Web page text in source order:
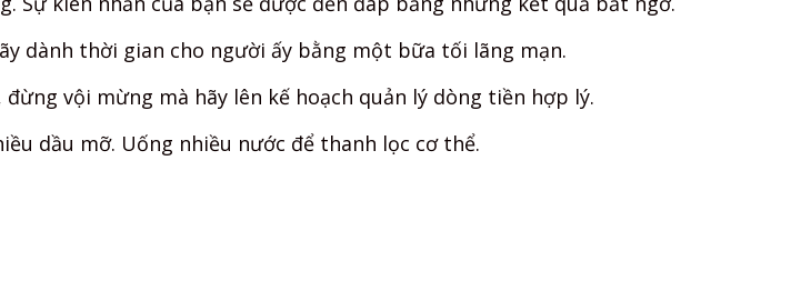
dành thời gian cho người ấy bằng một bữa tối lãng mạn.
vội mừng mà hãy lên kế hoạch quản lý dòng tiền hợp lý.
dầu mỡ. Uống nhiều nước để thanh lọc cơ thể.